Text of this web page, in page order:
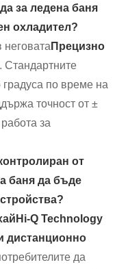
за ледена баня
охладител?
неговата Прецизно
. Стандартните
градуса по време на
точност от ±
за
от
баня да бъде
Q Technology
дистанционно
да